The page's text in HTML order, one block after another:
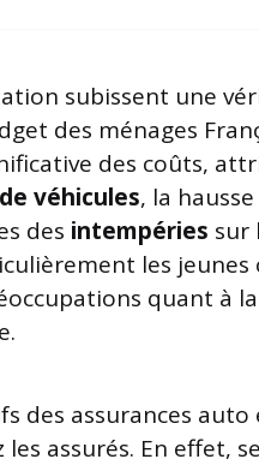
subissent une
des ménages
des coûts,
véhicules, la
des intempéries sur
les jeunes
quant à
des assurances
assurés. En effet,